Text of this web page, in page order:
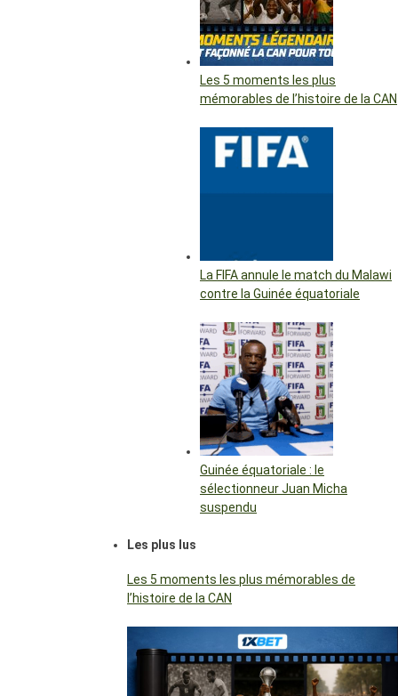
Les 5 moments les plus
mémorables de l’histoire de la CAN
La FIFA annule le match du Malawi
contre la Guinée équatoriale
Guinée équatoriale : le
sélectionneur Juan Micha
suspendu
Les plus lus
Les 5 moments les plus mémorables de
l’histoire de la CAN